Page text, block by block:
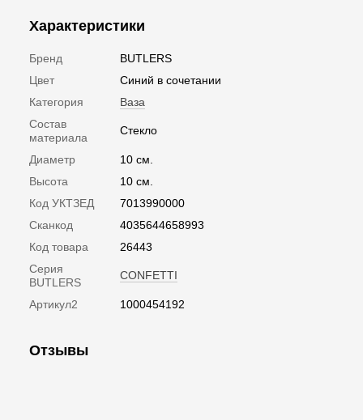
Характеристики
Бренд
BUTLERS
Цвет
Синий в сочетании
Категория
Ваза
Состав
материала
Стекло
Диаметр
10 см.
Высота
10 см.
Код УКТЗЕД
7013990000
Сканкод
4035644658993
Код товара
26443
Серия
BUTLERS
CONFETTI
Артикул2 1000454192
Отзывы